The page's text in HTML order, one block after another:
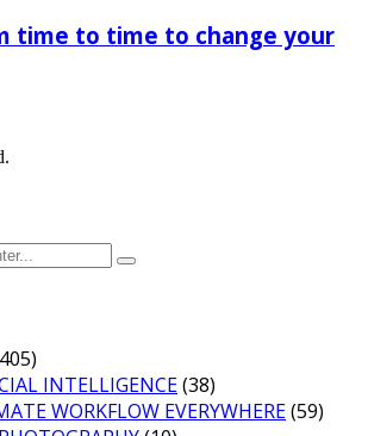
time to time to change your
INTELLIGENCE(38)
WORKFLOW EVERYWHERE(59)